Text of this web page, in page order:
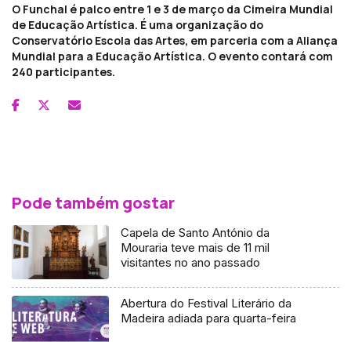
O Funchal é palco entre 1 e 3 de março da Cimeira Mundial
de Educação Artística. É uma organização do
Conservatório Escola das Artes, em parceria com a Aliança
Mundial para a Educação Artística. O evento contará com
240 participantes.
Pode também gostar
Capela de Santo António da
Mouraria teve mais de 11 mil
visitantes no ano passado
Abertura do Festival Literário da
Madeira adiada para quarta-feira